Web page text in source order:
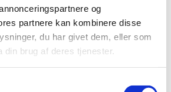
og
partnere kan kombinere disse
du har givet dem, eller som
din brug af deres tjenester.